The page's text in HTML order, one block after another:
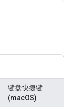
键盘快捷键
(macOS)